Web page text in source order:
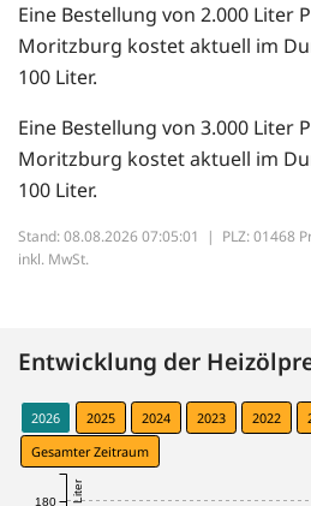
Eine Bestellung von 2.000 Liter
Moritzburg kostet aktuell im
100 Liter.
Eine Bestellung von 3.000 Liter
Moritzburg kostet aktuell im
100 Liter.
Stand: 08.08.2026 07:05:01 | PLZ: 01468
inkl. MwSt.
Entwicklung der
2026 2025 2024 2023 2022
Gesamter Zeitraum
180